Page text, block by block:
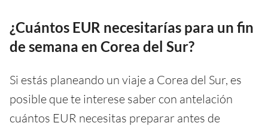
¿Cuántos EUR necesitarías para un fin
de semana en Corea del Sur?
Si estás planeando un viaje a Corea del Sur, es
posible que te interese saber con antelación
cuántos EUR necesitas preparar antes de